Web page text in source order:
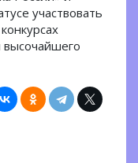
участвовать
высочайшего